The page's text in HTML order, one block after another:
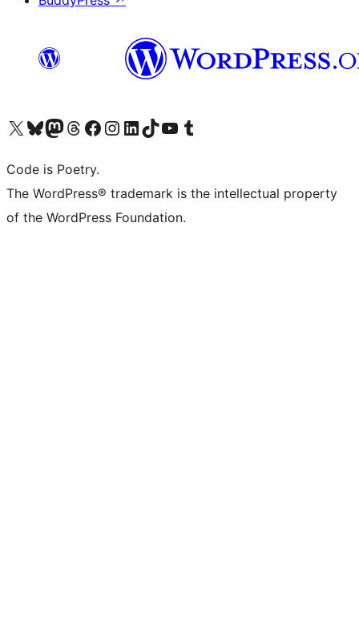
Visita il nostro account X (ex Twitter)
Visita il nostro account Bluesky
Visita il nostro account Mastodon
Visita il nostro account Threads
Visita la nostra pagina Facebook
Visita il nostro account Instagram
Visita il nostro account LinkedIn
Visita il nostro account TikTok
Visita il nostro canale YouTube
Visita il nostro account Tumblr
Code is Poetry.
The WordPress® trademark is the intellectual property
of the WordPress Foundation.